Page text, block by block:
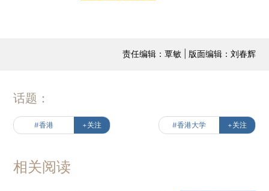
责任编辑：覃敏 | 版面编辑：刘春辉
话题：
#香港 +关注 #香港大学 +关注
相关阅读